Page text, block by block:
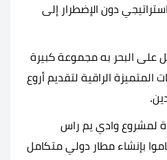
دون الإضطرار إلى
البحر به مجموعة كبيرة
المتميزة الراقية لتقديم أروع
لمشروع وادي يم راس
بإنشاء مطار دولي متكامل